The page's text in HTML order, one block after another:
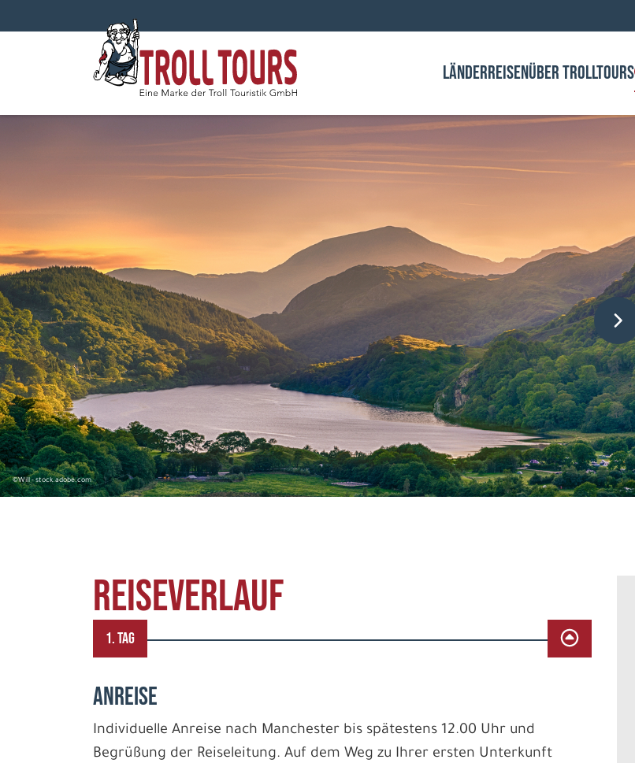
LÄNDERREISENÜBER TROLLTOURS
©Will - stock.adobe.com
REISEVERLAUF
1. TAG
ANREISE
Individuelle Anreise nach Manchester bis spätestens 12.00 Uhr und
Begrüßung der Reiseleitung. Auf dem Weg zu Ihrer ersten Unterkunft